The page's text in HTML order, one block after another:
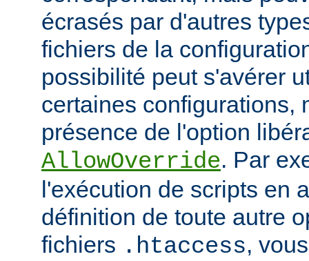
écrasés par d'autres
fichiers de la
possibilité peut s'avérer
certaines configurations,
présence de l'option
AllowOverride. Par
l'exécution de scripts en
définition de toute autre
fichiers .htaccess,